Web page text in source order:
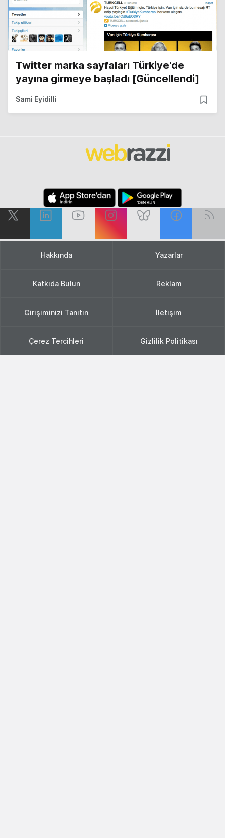
Twitter marka sayfaları Türkiye'de
yayına girmeye başladı [Güncellendi]
Sami Eyidilli
Hakkında Yazarlar
Katkıda Bulun Reklam
Girişiminizi Tanıtın İletişim
Çerez Tercihleri Gizlilik Politikası